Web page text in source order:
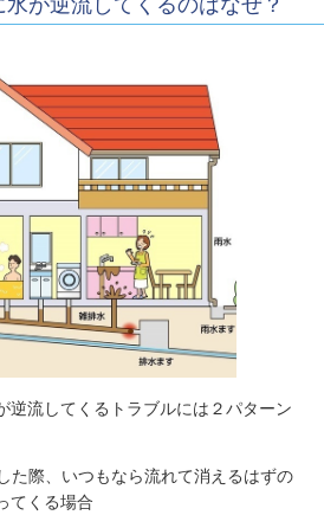
逆流してくるトラブルには２パターン
た際、いつもなら流れて消えるはずの
てくる場合